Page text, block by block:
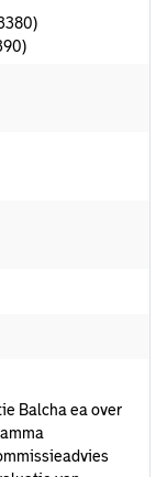
Balcha ea over